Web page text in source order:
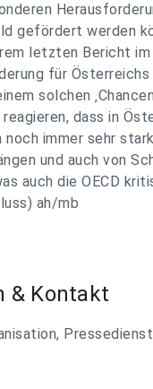
gefördert werden
letzten Bericht
für Österreichs
solchen
dass in
noch immer sehr
und auch von
auch die OECD
ah/mb
& Kontakt